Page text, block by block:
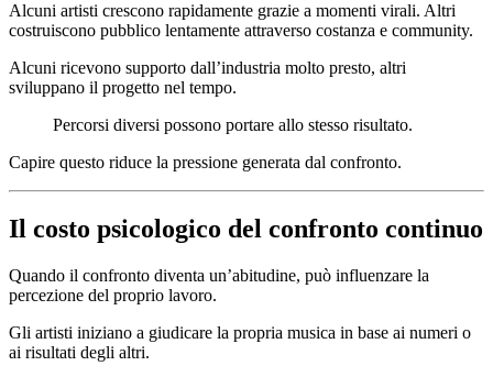
Alcuni artisti crescono rapidamente grazie a momenti virali. Altri
costruiscono pubblico lentamente attraverso costanza e community.
Alcuni ricevono supporto dall’industria molto presto, altri
sviluppano il progetto nel tempo.
Percorsi diversi possono portare allo stesso risultato.
Capire questo riduce la pressione generata dal confronto.
Il costo psicologico del confronto continuo
Quando il confronto diventa un’abitudine, può influenzare la
percezione del proprio lavoro.
Gli artisti iniziano a giudicare la propria musica in base ai numeri o
ai risultati degli altri.